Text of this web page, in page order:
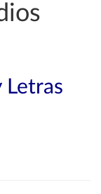
Letras